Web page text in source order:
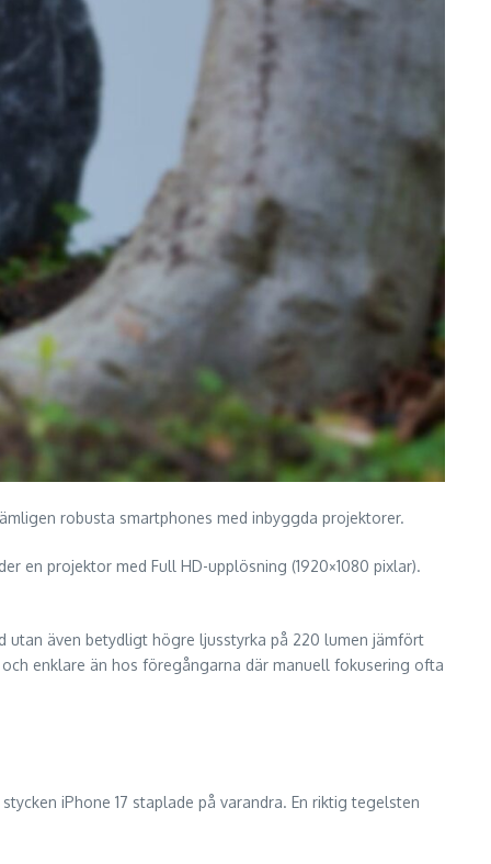
robusta smartphones med inbyggda projektorer.
en projektor med Full HD-upplösning (1920×1080 pixlar).
utan även betydligt högre ljusstyrka på 220 lumen jämfört
enklare än hos föregångarna där manuell fokusering ofta
iPhone 17 staplade på varandra. En riktig tegelsten